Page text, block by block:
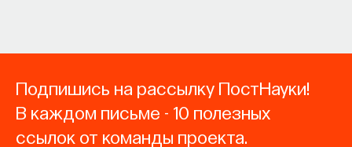
Подпишись на рассылку ПостНауки!
В каждом письме - 10 полезных
ссылок от команды проекта.